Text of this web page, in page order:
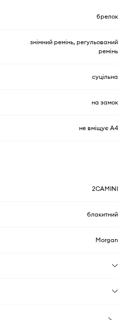
брелок
знімний ремінь, регульований
ремінь
суцільна
на замок
не вміщує А4
2CAMINI
блакитний
Morgan